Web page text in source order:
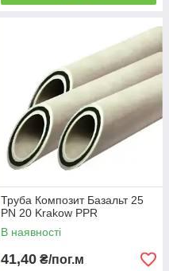
Труба Композит Базальт 25
PN 20 Krakow PPR
В наявності
41,40 ₴/пог.м